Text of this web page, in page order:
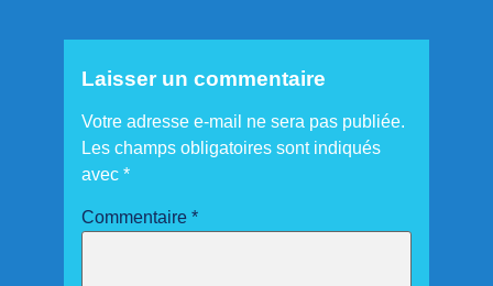
Laisser un commentaire
Votre adresse e-mail ne sera pas publiée.
Les champs obligatoires sont indiqués
avec *
Commentaire *